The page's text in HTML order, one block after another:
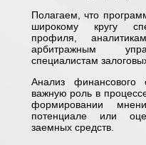
Полагаем, что
широкому кругу
профиля,
арбитражным
специалистам
Анализ финансового
важную роль в
формировании
потенциале или
заемных средств.